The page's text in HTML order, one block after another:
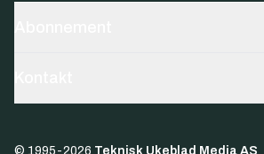
© 1995-2026 Teknisk Ukeblad Media AS